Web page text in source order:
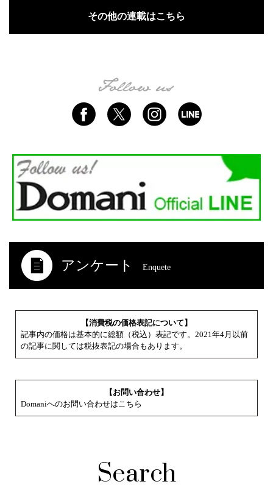
その他の連載はこちら
アンケート Enquete
【消費税の価格表記について】
記事内の価格は基本的に総額（税込）表記です。2021年4月以前
の記事に関しては税抜表記の場合もあります。
【お問い合わせ】
Domaniへのお問い合わせはこちら
Search